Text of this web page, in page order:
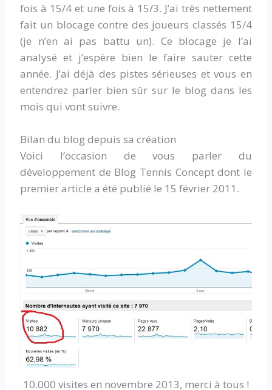
fois à 15/4 et une fois à 15/3. J’ai très nettement
fait un blocage contre des joueurs classés 15/4
(je n’en ai pas battu un). Ce blocage je l’ai
analysé et j’espère bien le faire sauter cette
année. J’ai déjà des pistes sérieuses et vous en
entendrez parler bien sûr sur le blog dans les
mois qui vont suivre.
Bilan du blog depuis sa création
Voici l’occasion de vous parler du
développement de Blog Tennis Concept dont le
premier article a été publié le 15 février 2011.
10.000 visites en novembre 2013, merci à tous !